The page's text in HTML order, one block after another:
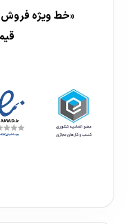
«خط ویژه